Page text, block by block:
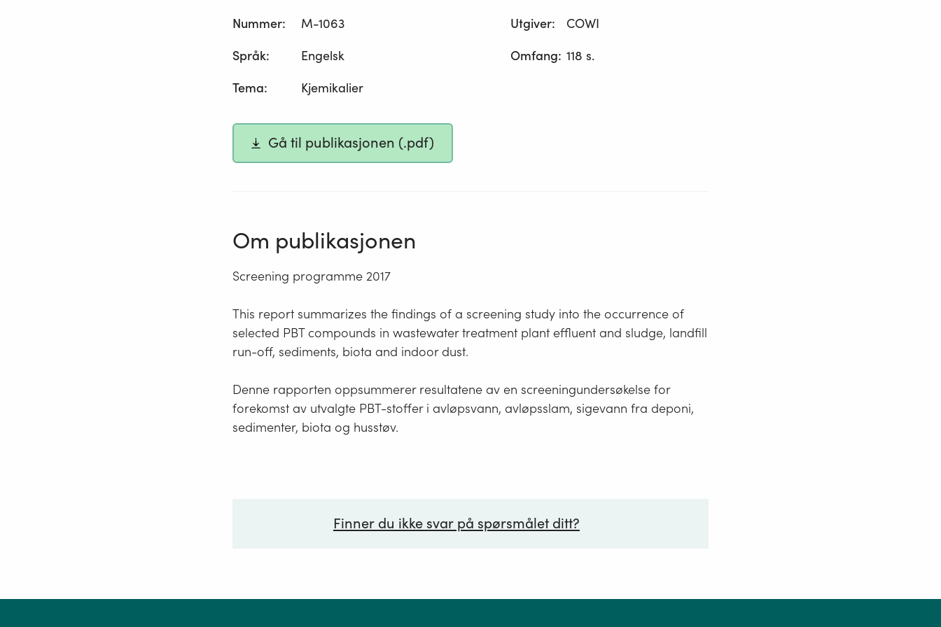
Nummer: M-1063 Utgiver:
COWI
Språk: Engelsk Omfang: 118 s.
Tema: Kjemikalier
Gå til publikasjonen (.pdf)
Om publikasjonen
Screening programme 2017
This report summarizes the findings of a screening study into the occurrence of
selected PBT compounds in wastewater treatment plant effluent and sludge, landfill
run-off, sediments, biota and indoor dust.
Denne rapporten oppsummerer resultatene av en screeningundersøkelse for
forekomst av utvalgte PBT-stoffer i avløpsvann, avløpsslam, sigevann fra deponi,
sedimenter, biota og husstøv.
Finner du ikke svar på spørsmålet ditt?